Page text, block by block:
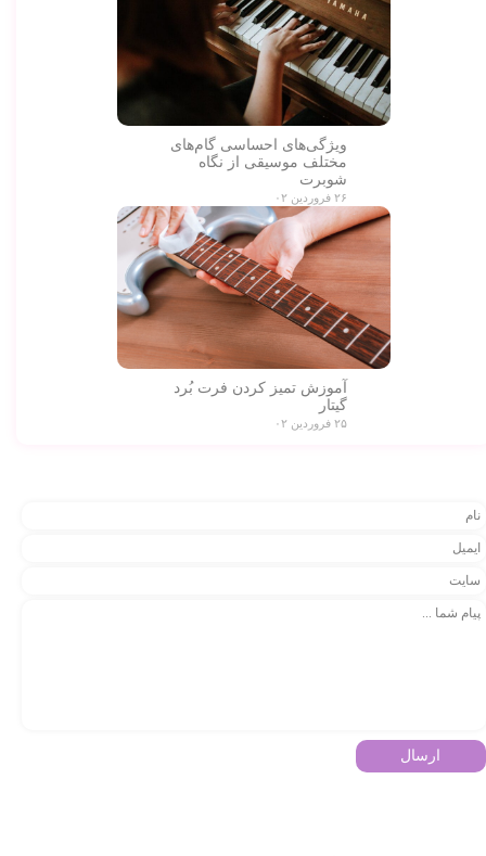
ویژگی‌های احساسی گام‌های
مختلف موسیقی از نگاه
شوبرت
۲۶ فروردین ۰۲
آموزش تمیز کردن فرت بُرد
گیتار
۲۵ فروردین ۰۲
ارسال